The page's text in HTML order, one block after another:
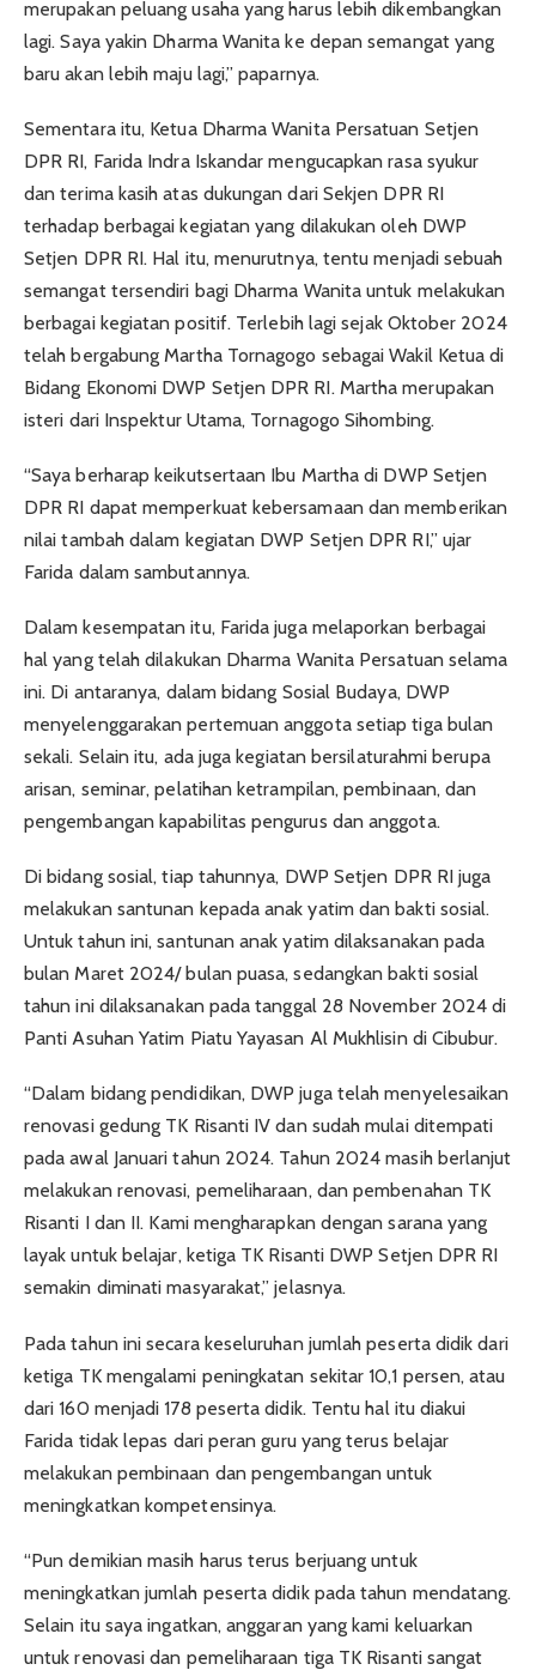
merupakan peluang usaha yang harus lebih dikembangkan
lagi. Saya yakin Dharma Wanita ke depan semangat yang
baru akan lebih maju lagi,” paparnya.
Sementara itu, Ketua Dharma Wanita Persatuan Setjen
DPR RI, Farida Indra Iskandar mengucapkan rasa syukur
dan terima kasih atas dukungan dari Sekjen DPR RI
terhadap berbagai kegiatan yang dilakukan oleh DWP
Setjen DPR RI. Hal itu, menurutnya, tentu menjadi sebuah
semangat tersendiri bagi Dharma Wanita untuk melakukan
berbagai kegiatan positif. Terlebih lagi sejak Oktober 2024
telah bergabung Martha Tornagogo sebagai Wakil Ketua di
Bidang Ekonomi DWP Setjen DPR RI. Martha merupakan
isteri dari Inspektur Utama, Tornagogo Sihombing.
“Saya berharap keikutsertaan Ibu Martha di DWP Setjen
DPR RI dapat memperkuat kebersamaan dan memberikan
nilai tambah dalam kegiatan DWP Setjen DPR RI,” ujar
Farida dalam sambutannya.
Dalam kesempatan itu, Farida juga melaporkan berbagai
hal yang telah dilakukan Dharma Wanita Persatuan selama
ini. Di antaranya, dalam bidang Sosial Budaya, DWP
menyelenggarakan pertemuan anggota setiap tiga bulan
sekali. Selain itu, ada juga kegiatan bersilaturahmi berupa
arisan, seminar, pelatihan ketrampilan, pembinaan, dan
pengembangan kapabilitas pengurus dan anggota.
Di bidang sosial, tiap tahunnya, DWP Setjen DPR RI juga
melakukan santunan kepada anak yatim dan bakti sosial.
Untuk tahun ini, santunan anak yatim dilaksanakan pada
bulan Maret 2024/ bulan puasa, sedangkan bakti sosial
tahun ini dilaksanakan pada tanggal 28 November 2024 di
Panti Asuhan Yatim Piatu Yayasan Al Mukhlisin di Cibubur.
“Dalam bidang pendidikan, DWP juga telah menyelesaikan
renovasi gedung TK Risanti IV dan sudah mulai ditempati
pada awal Januari tahun 2024. Tahun 2024 masih berlanjut
melakukan renovasi, pemeliharaan, dan pembenahan TK
Risanti I dan II. Kami mengharapkan dengan sarana yang
layak untuk belajar, ketiga TK Risanti DWP Setjen DPR RI
semakin diminati masyarakat,” jelasnya.
Pada tahun ini secara keseluruhan jumlah peserta didik dari
ketiga TK mengalami peningkatan sekitar 10,1 persen, atau
dari 160 menjadi 178 peserta didik. Tentu hal itu diakui
Farida tidak lepas dari peran guru yang terus belajar
melakukan pembinaan dan pengembangan untuk
meningkatkan kompetensinya.
“Pun demikian masih harus terus berjuang untuk
meningkatkan jumlah peserta didik pada tahun mendatang.
Selain itu saya ingatkan, anggaran yang kami keluarkan
untuk renovasi dan pemeliharaan tiga TK Risanti sangat